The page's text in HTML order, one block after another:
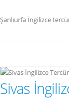
Şanlıurfa İngilizce
Sivas